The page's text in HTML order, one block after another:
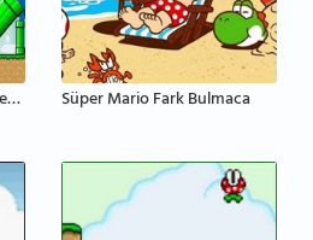
Süper Mario Dünyası Yenilenmiş Süper Mario Fark Bulmaca